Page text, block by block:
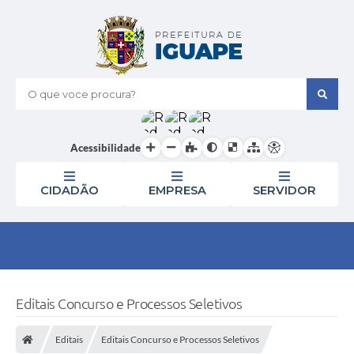
O que voce procura?
Acessibilidade
CIDADÃO EMPRESA SERVIDOR
Editais Concurso e Processos Seletivos
Editais Editais Concurso e Processos Seletivos